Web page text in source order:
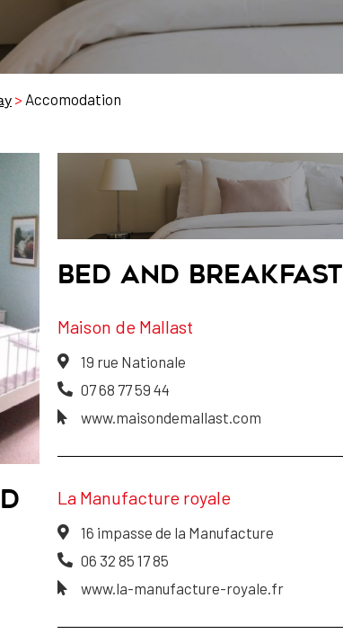
> Accomodation
BED AND BREAKFAST
Maison de Mallast
19 rue Nationale
07 68 77 59 44
www.maisondemallast.com
La Manufacture royale
16 impasse de la Manufacture
06 32 85 17 85
www.la-manufacture-royale.fr